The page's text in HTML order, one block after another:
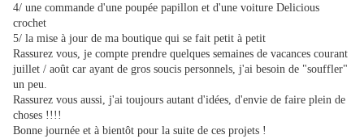
4/ une commande d'une poupée papillon et d'une voiture Delicious
crochet
5/ la mise à jour de ma boutique qui se fait petit à petit
Rassurez vous, je compte prendre quelques semaines de vacances courant
juillet / août car ayant de gros soucis personnels, j'ai besoin de "souffler"
un peu.
Rassurez vous aussi, j'ai toujours autant d'idées, d'envie de faire plein de
choses !!!!
Bonne journée et à bientôt pour la suite de ces projets !